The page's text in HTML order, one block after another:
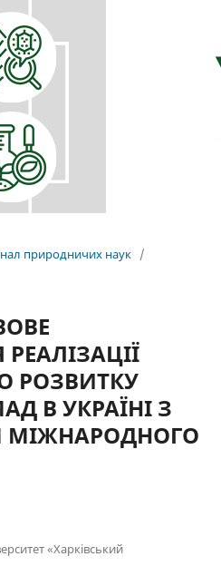
природничих наук /
РОЗВИТКУ
В УКРАЇНІ З
МІЖНАРОДНОГО
«Харківський